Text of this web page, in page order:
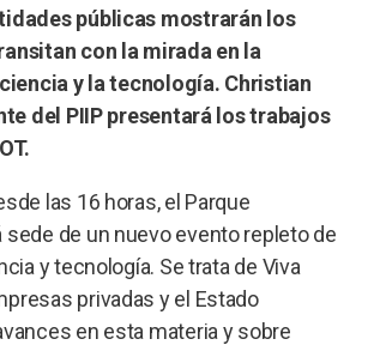
públicas mostrarán los
con la mirada en la
y la tecnología. Christian
del PIIP presentará los trabajos
las 16 horas, el Parque
sede de un nuevo evento repleto de
y tecnología. Se trata de Viva
privadas y el Estado
en esta materia y sobre